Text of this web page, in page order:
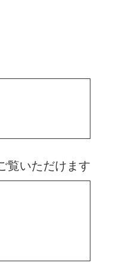
覧いただけます